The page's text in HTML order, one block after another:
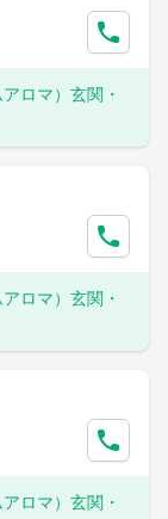
ロマ）玄関・
ロマ）玄関・
ロマ）玄関・